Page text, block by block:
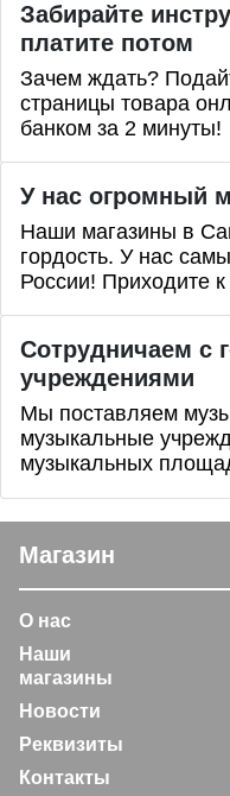
Забирайте
платите потом
Зачем ждать?
страницы товара
банком за 2 минуты!
У нас огромный
Наши магазины в
гордость. У нас
России! Приходите к
Сотрудничаем с
учреждениями
Мы поставляем
музыкальные
музыкальных
Магазин
О нас
Наши
магазины
Новости
Реквизиты
Контакты